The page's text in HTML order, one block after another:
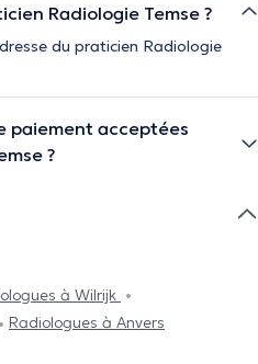
Radiologie Temse ?
du praticien Radiologie
paiement acceptées
?
à Wilrijk
Radiologues à Anvers